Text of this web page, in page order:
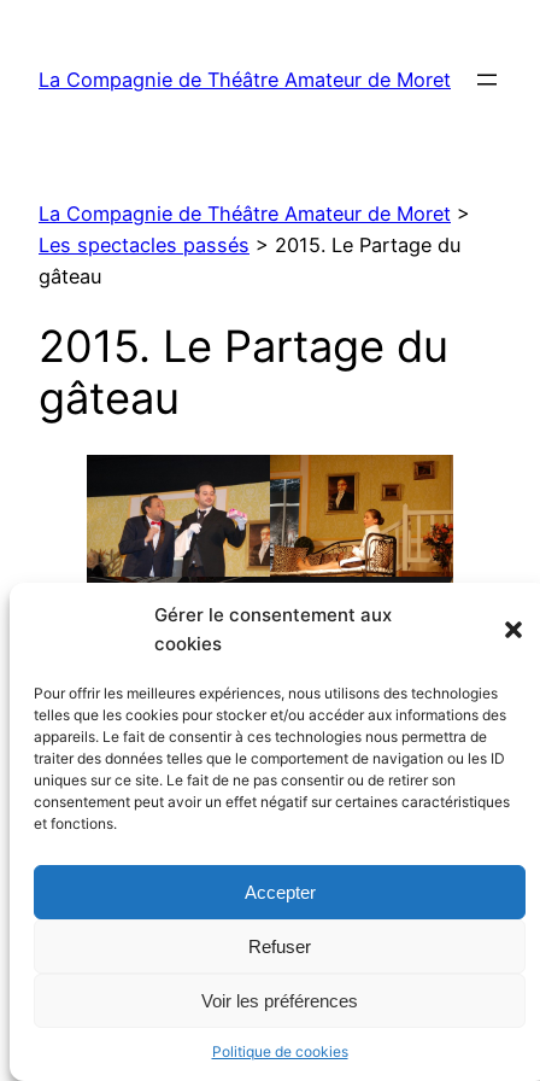
Gérer le consentement aux
cookies
Pour offrir les meilleures expériences, nous utilisons des technologies
telles que les cookies pour stocker et/ou accéder aux informations des
appareils. Le fait de consentir à ces technologies nous permettra de
traiter des données telles que le comportement de navigation ou les ID
uniques sur ce site. Le fait de ne pas consentir ou de retirer son
consentement peut avoir un effet négatif sur certaines caractéristiques
et fonctions.
Accepter
Refuser
Voir les préférences
Politique de cookies
contenu
La Compagnie de Théâtre Amateur de Moret
La Compagnie de Théâtre Amateur de Moret >
Les spectacles passés > 2015. Le Partage du
gâteau
2015. Le Partage du
gâteau
La Compagnie de Théâtre Amateur de Moret
Tous droits réservés 2024.